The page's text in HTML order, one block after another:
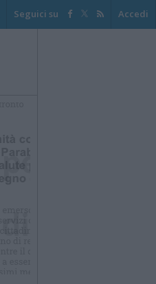
Seguici su Accedi